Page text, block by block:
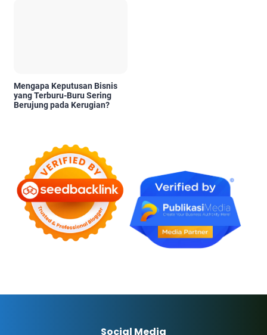
Mengapa Keputusan Bisnis
yang Terburu-Buru Sering
Berujung pada Kerugian?
Social Media